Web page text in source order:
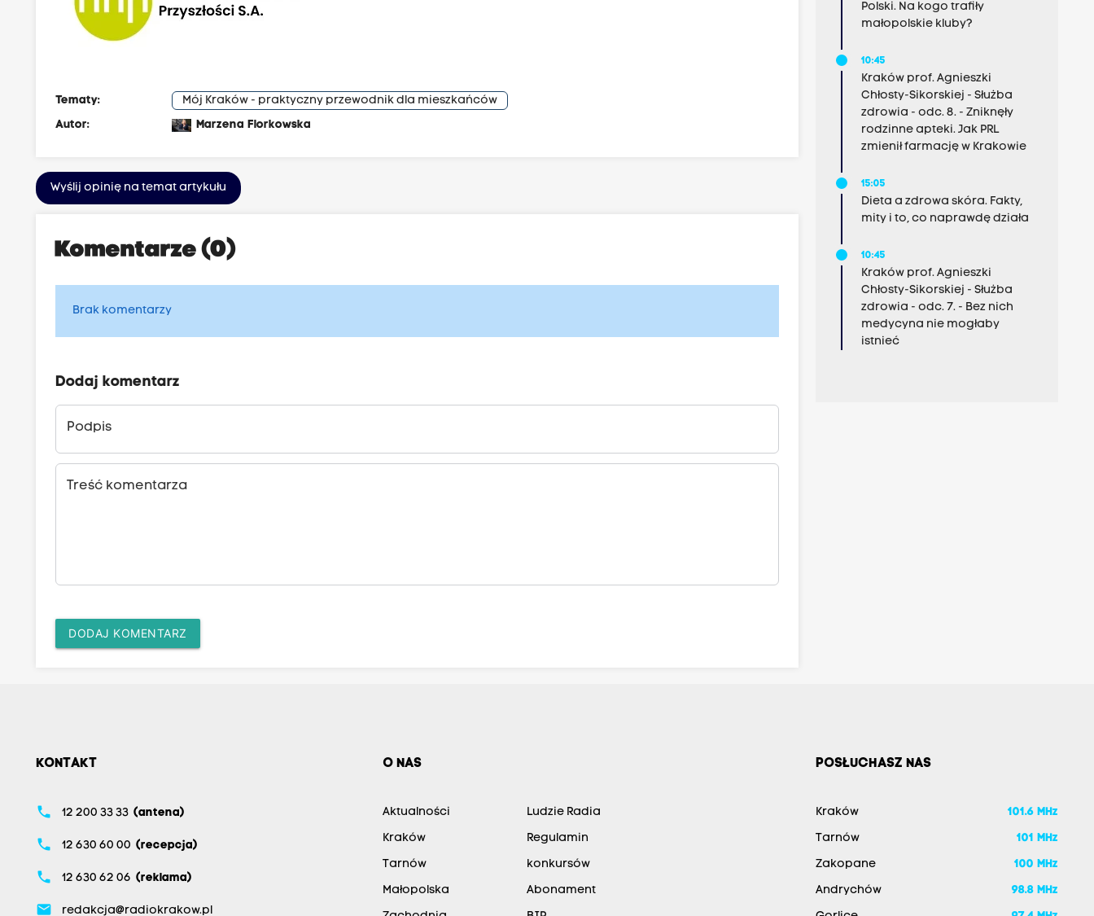
Tematy:
Mój Kraków - praktyczny przewodnik dla mieszkańców
Autor:
Marzena Florkowska
Wyślij opinię na temat artykułu
Komentarze (0)
Brak komentarzy
Dodaj komentarz
Podpis
Treść komentarza
DODAJ KOMENTARZ
Polski. Na kogo trafiły
małopolskie kluby?
10:45
Kraków prof. Agnieszki
Chłosty-Sikorskiej - Służba
zdrowia - odc. 8. - Zniknęły
rodzinne apteki. Jak PRL
zmienił farmację w Krakowie
15:05
Dieta a zdrowa skóra. Fakty,
mity i to, co naprawdę działa
10:45
Kraków prof. Agnieszki
Chłosty-Sikorskiej - Służba
zdrowia - odc. 7. - Bez nich
medycyna nie mogłaby
istnieć
KONTAKT
phone 12 200 33 33 (antena)
phone 12 630 60 00 (recepcja)
phone 12 630 62 06 (reklama)
email redakcja@radiokrakow.pl
O NAS
Aktualności
Kraków
Tarnów
Małopolska
Ludzie Radia
Regulamin
konkursów
Abonament
POSŁUCHASZ NAS
Kraków 101.6 MHz
Tarnów 101 MHz
Zakopane 100 MHz
Andrychów 98.8 MHz